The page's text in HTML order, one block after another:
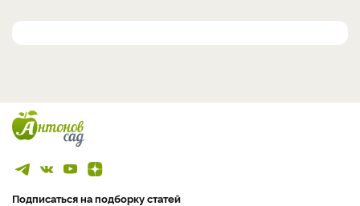
Подписаться на подборку статей